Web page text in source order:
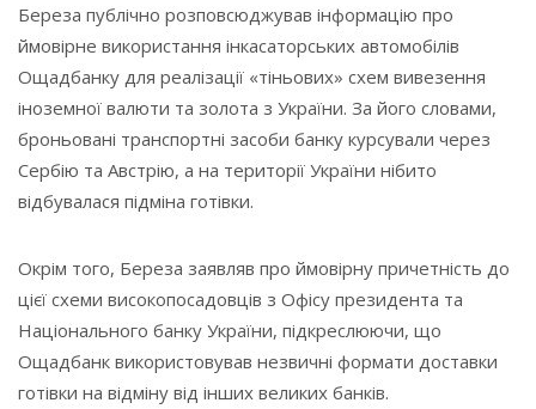
Береза публічно розповсюджував інформацію про
ймовірне використання інкасаторських автомобілів
Ощадбанку для реалізації «тіньових» схем вивезення
іноземної валюти та золота з України. За його словами,
броньовані транспортні засоби банку курсували через
Сербію та Австрію, а на території України нібито
відбувалася підміна готівки.
Окрім того, Береза заявляв про ймовірну причетність до
цієї схеми високопосадовців з Офісу президента та
Національного банку України, підкреслюючи, що
Ощадбанк використовував незвичні формати доставки
готівки на відміну від інших великих банків.